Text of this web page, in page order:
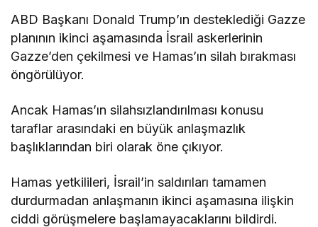
ABD Başkanı Donald Trump’ın desteklediği Gazze
planının ikinci aşamasında İsrail askerlerinin
Gazze’den çekilmesi ve Hamas’ın silah bırakması
öngörülüyor.
Ancak Hamas’ın silahsızlandırılması konusu
taraflar arasındaki en büyük anlaşmazlık
başlıklarından biri olarak öne çıkıyor.
Hamas yetkilileri, İsrail’in saldırıları tamamen
durdurmadan anlaşmanın ikinci aşamasına ilişkin
ciddi görüşmelere başlamayacaklarını bildirdi.